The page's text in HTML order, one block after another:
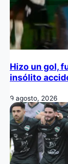
Hizo un gol,
insólito
9 agosto, 2026